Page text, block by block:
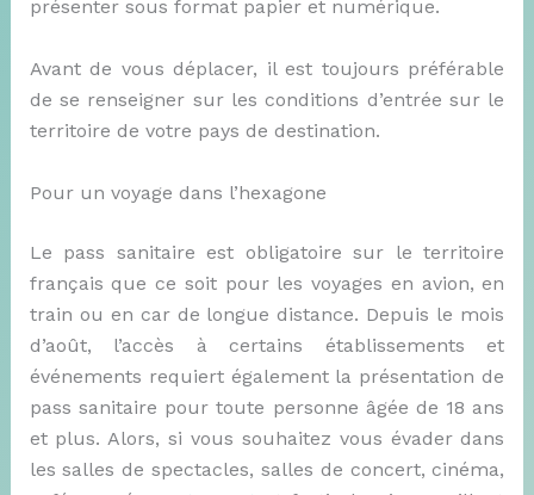
présenter sous format papier et numérique.
Avant de vous déplacer, il est toujours préférable
de se renseigner sur les conditions d’entrée sur le
territoire de votre pays de destination.
Pour un voyage dans l’hexagone
Le pass sanitaire est obligatoire sur le territoire
français que ce soit pour les voyages en avion, en
train ou en car de longue distance. Depuis le mois
d’août, l’accès à certains établissements et
événements requiert également la présentation de
pass sanitaire pour toute personne âgée de 18 ans
et plus. Alors, si vous souhaitez vous évader dans
les salles de spectacles, salles de concert, cinéma,